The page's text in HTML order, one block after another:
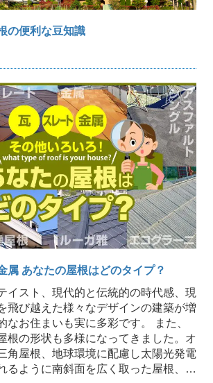
の便利な豆知識
属 あなたの屋根はどのタイプ？
スト、現代的と伝統的の時代感、現
飛び越えた様々なデザインの建築が増
なお住まいも実に多彩です。 また、
根の形状も多様になってきました。オ
角屋根、地球環境に配慮し太陽光発電
るように南斜面を広く取った屋根、…